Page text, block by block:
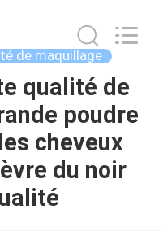
de maquillage
qualité de
poudre
cheveux
du noir